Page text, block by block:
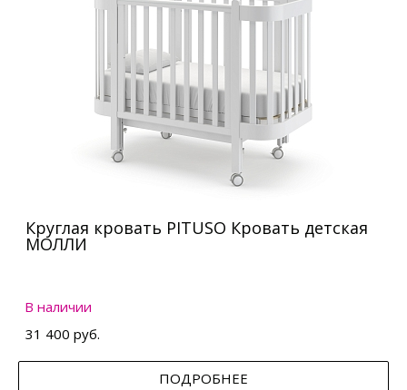
Круглая кровать PITUSO Кровать детская
МОЛЛИ
В наличии
31 400 руб.
ПОДРОБНЕЕ